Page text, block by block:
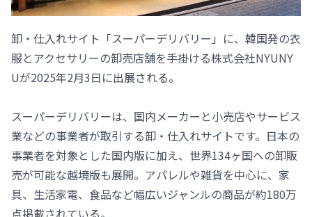
卸・仕入れサイト「スーパーデリバリー」に、韓国発の衣
服とアクセサリーの卸売店舗を手掛ける株式会社NYUNY
Uが2025年2月3日に出展される。
スーパーデリバリーは、国内メーカーと小売店やサービス
業などの事業者が取引する卸・仕入れサイトです。日本の
事業者を対象とした国内版に加え、世界134ヶ国への卸販
売が可能な越境版も展開。アパレルや雑貨を中心に、家
具、生活家電、食品など幅広いジャンルの商品が約180万
点掲載されている。